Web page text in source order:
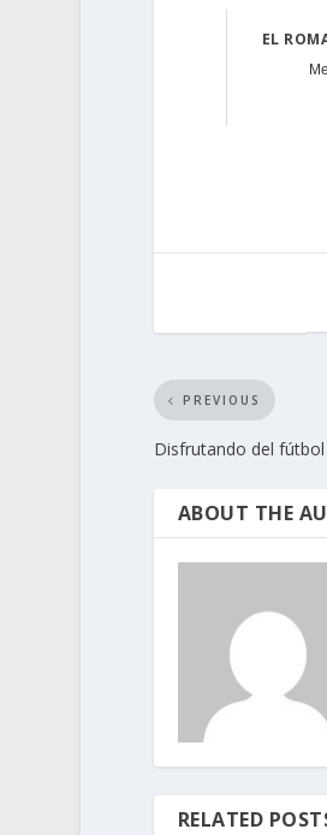
EL
PREVIOUS
Disfrutando del
ABOUT THE
RELATED